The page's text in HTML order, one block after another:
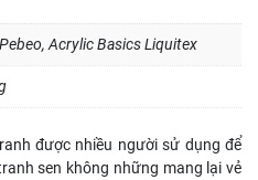
Acrylic Basics Liquitex
được nhiều người sử dụng để
sen không những mang lại vẻ